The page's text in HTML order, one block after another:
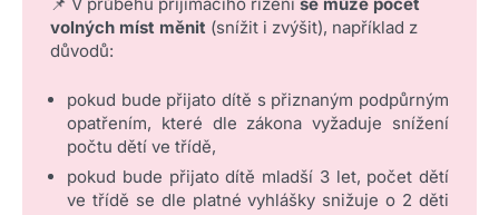
volných míst měnit (snížit i zvýšit), například z
důvodů:
pokud bude přijato dítě s přiznaným podpůrným
opatřením, které dle zákona vyžaduje snížení
počtu dětí ve třídě,
pokud bude přijato dítě mladší 3 let, počet dětí
ve třídě se dle platné vyhlášky snižuje o 2 děti